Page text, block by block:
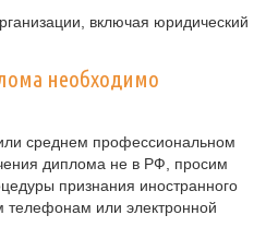
включая юридический
необходимо
среднем профессиональном
диплома не в РФ, просим
признания иностранного
телефонам или электронной